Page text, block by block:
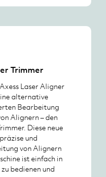
Trimmer
Laser Aligner
alternative
Bearbeitung
Alignern – den
Diese neue
und
von Alignern
ist einfach in
bedienen und